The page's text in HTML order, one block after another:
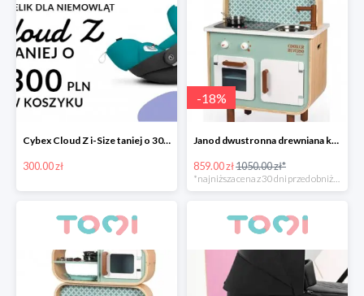
Cybex Cloud Z i-Size taniej o 300zł
300.00 zł
-18%
Janod dwustronna drewniana kuchnia z pralką 2w1
859.00 zł1050.00 zł*